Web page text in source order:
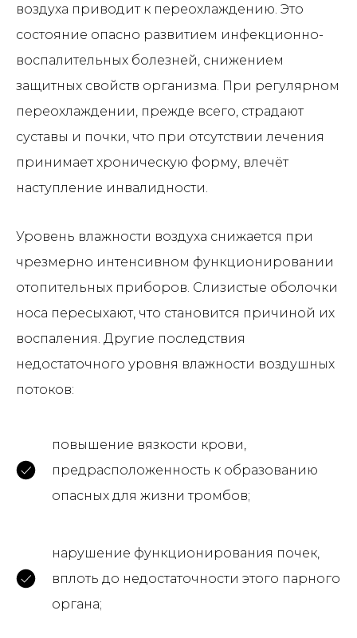
воздуха приводит к переохлаждению. Это
состояние опасно развитием инфекционно-
воспалительных болезней, снижением
защитных свойств организма. При регулярном
переохлаждении, прежде всего, страдают
суставы и почки, что при отсутствии лечения
принимает хроническую форму, влечёт
наступление инвалидности.
Уровень влажности воздуха снижается при
чрезмерно интенсивном функционировании
отопительных приборов. Слизистые оболочки
носа пересыхают, что становится причиной их
воспаления. Другие последствия
недостаточного уровня влажности воздушных
потоков:
повышение вязкости крови,
предрасположенность к образованию
опасных для жизни тромбов;
нарушение функционирования почек,
вплоть до недостаточности этого парного
органа;